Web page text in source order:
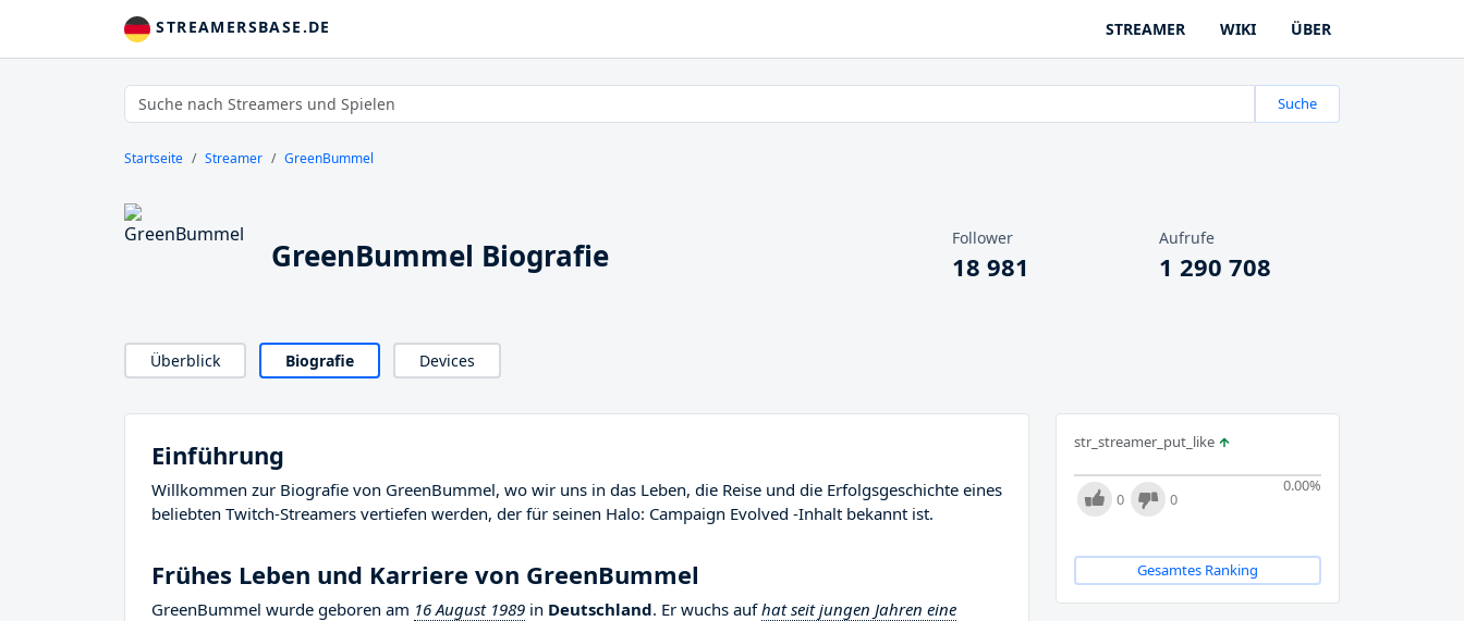
STREAMERSBASE.DE STREAMER WIKI ÜBER
Suche
Startseite Streamer GreenBummel
GreenBummel Biografie Follower
18 981
Aufrufe
1 290 708
Überblick Biografie Devices
Einführung
Willkommen zur Biografie von GreenBummel, wo wir uns in das Leben, die Reise und die Erfolgsgeschichte eines
beliebten Twitch-Streamers vertiefen werden, der für seinen Halo: Campaign Evolved -Inhalt bekannt ist.
Frühes Leben und Karriere von GreenBummel
GreenBummel wurde geboren am 16 August 1989 in Deutschland. Er wuchs aufhat seit jungen Jahren eine
str_streamer_put_like
0.00%
0 0
Gesamtes Ranking